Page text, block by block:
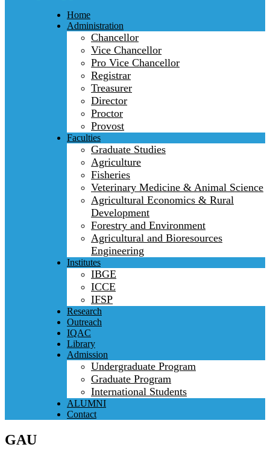
Home
Administration
Chancellor
Vice Chancellor
Pro Vice Chancellor
Registrar
Treasurer
Director
Proctor
Provost
Faculties
Graduate Studies
Agriculture
Fisheries
Veterinary Medicine & Animal Science
Agricultural Economics & Rural
Development
Forestry and Environment
Agricultural and Bioresources
Engineering
Institutes
IBGE
ICCE
IFSP
Research
Outreach
IQAC
Library
Admission
Undergraduate Program
Graduate Program
International Students
ALUMNI
Contact
GAU